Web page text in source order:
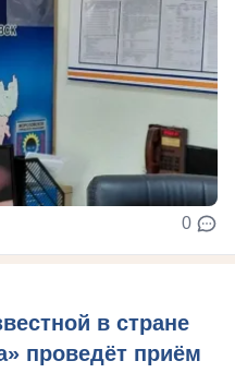
0
в стране
проведёт приём